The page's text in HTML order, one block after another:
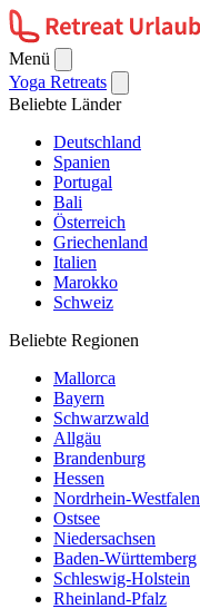
Menü
Yoga Retreats
Beliebte Länder
Deutschland
Spanien
Portugal
Bali
Österreich
Griechenland
Italien
Marokko
Schweiz
Beliebte Regionen
Mallorca
Bayern
Schwarzwald
Allgäu
Brandenburg
Hessen
Nordrhein-Westfalen
Ostsee
Niedersachsen
Baden-Württemberg
Schleswig-Holstein
Rheinland-Pfalz